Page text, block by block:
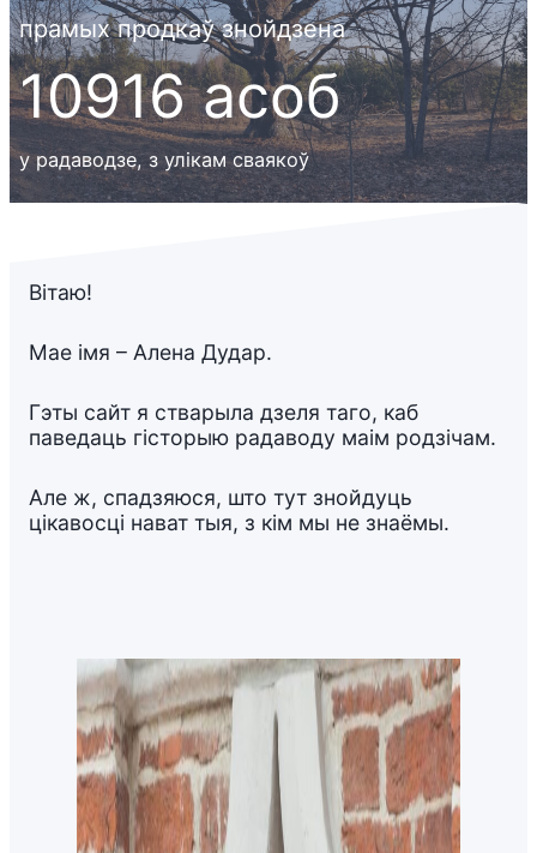
прамых продкаў знойдзена
10916
асоб
10916 асоб
у радаводзе, з улікам сваякоў
Вітаю!
Мае імя – Алена Дудар.
Гэты сайт я стварыла дзеля таго, каб
паведаць гісторыю радаводу маім родзічам.
Але ж, спадзяюся, што тут знойдуць
цікавосці нават тыя, з кім мы не знаёмы.